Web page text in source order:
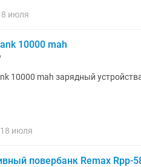
июля
10000 mah
10000 mah зарядный
июля
повербанк Remax Rpp-